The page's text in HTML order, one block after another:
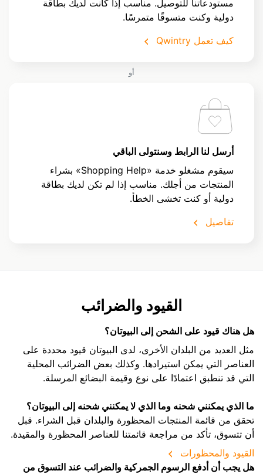
مستودعاتنا للتوصيل. مناسب إذا كانت لديك بطاقة
دولية وكنت متسوقًا متمرسًا.
كيف تعمل Qwintry
أو
أرسل لنا الرابط وسنتولى الباقي
سيقوم مشغلو خدمة «Shopping Help» بشراء
المنتجات من أجلك. مناسب إذا لم تكن لديك بطاقة
دولية أو كنت تخشى الخطأ.
تفاصيل
القيود والضرائب
هل هناك قيود على الشحن إلى البيوتان؟
مثل العديد من البلدان الأخرى، لدى البيوتان قيود محددة على
العناصر التي يمكن استيرادها. وكذلك بعض الضرائب المحلية
التي قد تنطبق اعتمادًا على نوع وقيمة البضائع المرسلة.
ما الذي يمكنني شحنه وما الذي لا يمكنني شحنه إلى البيوتان؟
تحقق من قائمة المنتجات المحظورة والبلدان قبل الشراء. قبل
أن تتسوق، تأكد من مراجعة قائمتنا للعناصر المحظورة والمقيدة.
القيود والمحظورات
هل يجب أن أدفع الرسوم الجمركية والضرائب عند التسوق من